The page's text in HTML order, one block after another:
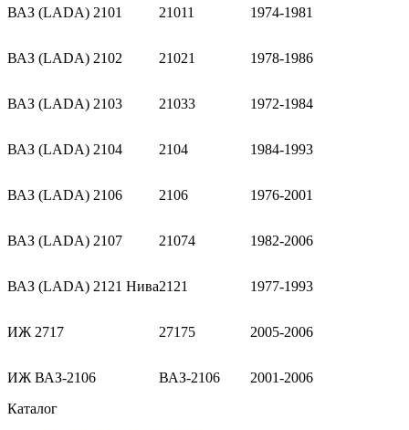
ВАЗ (LADA) 2101 21011 1974-1981
ВАЗ (LADA) 2102 21021 1978-1986
ВАЗ (LADA) 2103 21033 1972-1984
ВАЗ (LADA) 2104 2104 1984-1993
ВАЗ (LADA) 2106 2106 1976-2001
ВАЗ (LADA) 2107 21074 1982-2006
ВАЗ (LADA) 2121 Нива2121 1977-1993
ИЖ 2717 27175 2005-2006
ИЖ ВАЗ-2106 ВАЗ-2106
2001-2006
Каталог